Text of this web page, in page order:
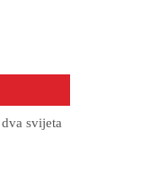
svijeta